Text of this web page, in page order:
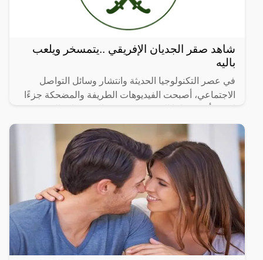
شاهد صقر الجديان الإفريقي ..يتمسخر ويلعب
باليه
في عصر التكنولوجيا الحديثة وانتشار وسائل التواصل
الاجتماعي، أصبحت الفيديوهات الطريفة والمضحكة جزءًا
انتشرت